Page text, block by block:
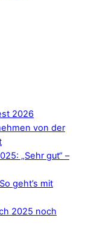
2026
von der
„Sehr gut“ –
geht’s mit
2025 noch